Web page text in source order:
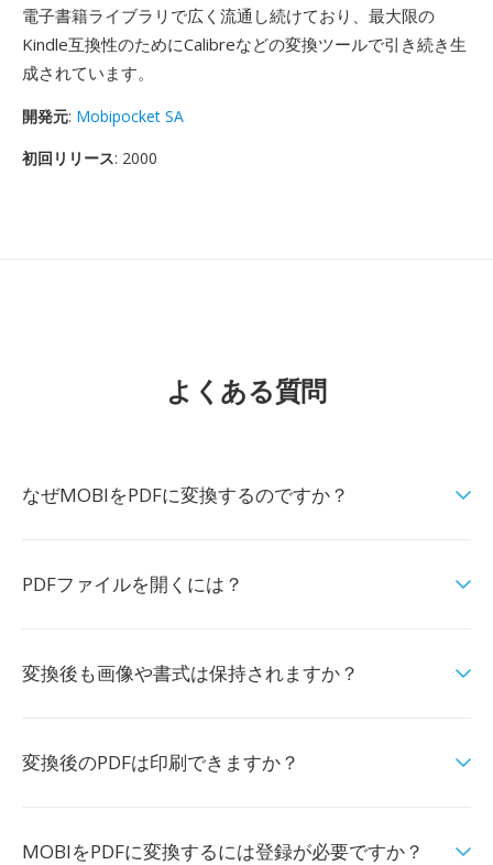
電子書籍ライブラリで広く流通し続けており、最大限の
Kindle互換性のためにCalibreなどの変換ツールで引き続き生
成されています。
開発元: Mobipocket SA
初回リリース: 2000
よくある質問
なぜMOBIをPDFに変換するのですか？
PDFファイルを開くには？
変換後も画像や書式は保持されますか？
変換後のPDFは印刷できますか？
MOBIをPDFに変換するには登録が必要ですか？